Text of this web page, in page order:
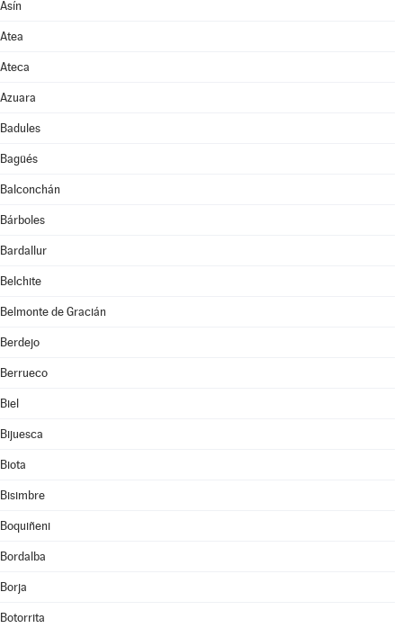
Asín
Atea
Ateca
Azuara
Badules
Bagüés
Balconchán
Bárboles
Bardallur
Belchite
Belmonte de Gracián
Berdejo
Berrueco
Biel
Bijuesca
Biota
Bisimbre
Boquiñeni
Bordalba
Borja
Botorrita